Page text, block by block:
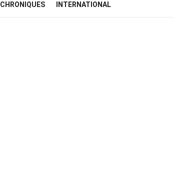
CHRONIQUES INTERNATIONAL